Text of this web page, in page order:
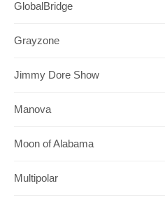
GlobalBridge
Grayzone
Jimmy Dore Show
Manova
Moon of Alabama
Multipolar